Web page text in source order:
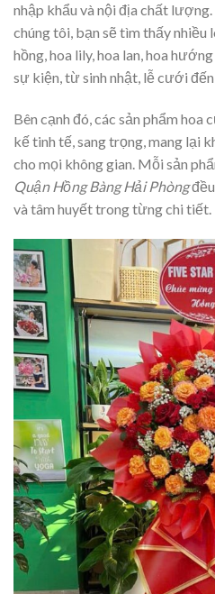
nhập khẩu và nội địa chất
chúng tôi, bạn sẽ tìm thấy nhiều
hồng, hoa lily, hoa lan, hoa
sự kiện, từ sinh nhật, lễ cưới
Bên cạnh đó, các sản phẩm
kế tinh tế, sang trọng, mang lại
cho mọi không gian. Mỗi sản
Quận Hồng Bàng Hải Phòngđều
và tâm huyết trong từng chi tiết.